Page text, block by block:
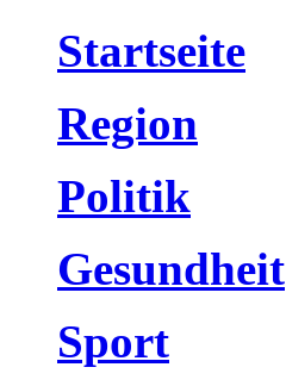
Startseite
Region
Politik
Gesundheit
Sport